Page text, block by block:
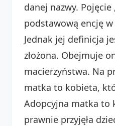
danej nazwy. Pojęcie
podstawową encję w
Jednak jej definicja
złożona. Obejmuje
macierzyństwa. Na
matka to kobieta,
Adopcyjna matka to
prawnie przyjęła